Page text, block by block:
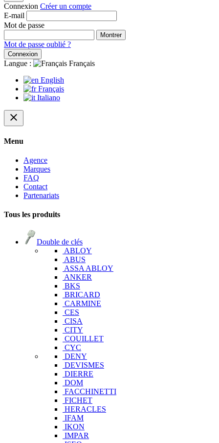
Connexion Créer un compte
E-mail
Mot de passe
Montrer
Mot de passe oublié ?
Connexion
Langue :
Français
English
Français
Italiano
close
Menu
Agence
Marques
FAQ
Contact
Partenariats
Tous les produits
Double de clés
ABLOY
ABUS
ASSA ABLOY
ANKER
BKS
BRICARD
CARMINE
CES
CISA
CITY
COUILLET
CYC
DENY
DEVISMES
DIERRE
DOM
FACCHINETTI
FICHET
HERACLES
IFAM
IKON
IMPAR